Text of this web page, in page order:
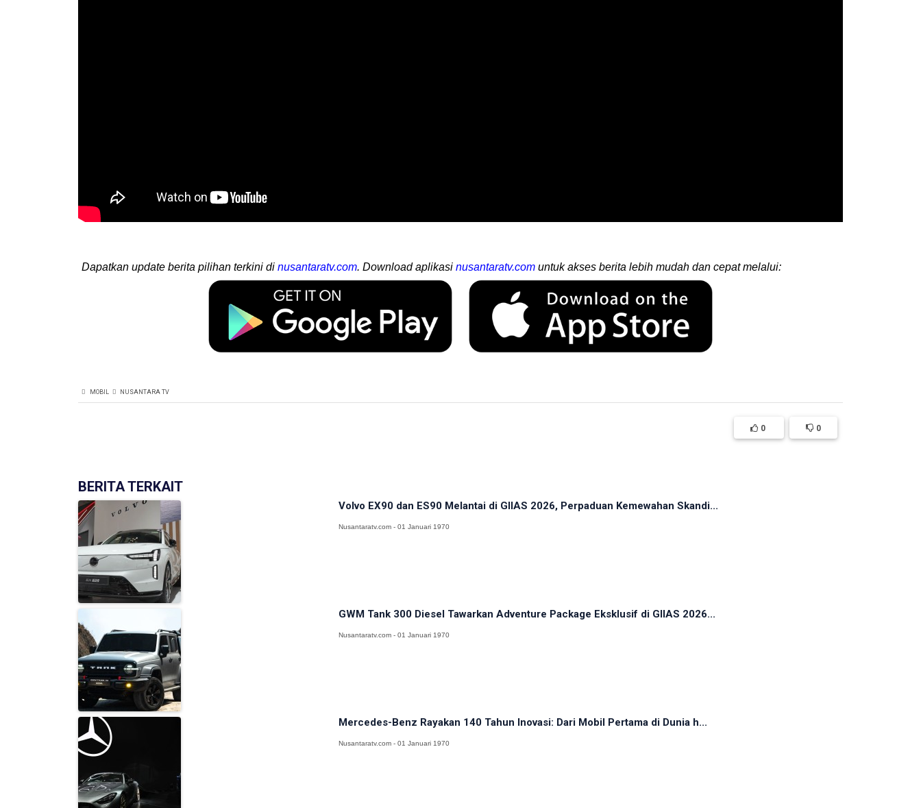
Dapatkan update berita pilihan terkini di nusantaratv.com. Download aplikasi nusantaratv.com untuk akses berita lebih mudah dan cepat melalui:
MOBIL NUSANTARA TV
0 0
BERITA TERKAIT
Volvo EX90 dan ES90 Melantai di GIIAS 2026, Perpaduan Kemewahan Skandi...
Nusantaratv.com - 01 Januari 1970
GWM Tank 300 Diesel Tawarkan Adventure Package Eksklusif di GIIAS 2026...
Nusantaratv.com - 01 Januari 1970
Mercedes-Benz Rayakan 140 Tahun Inovasi: Dari Mobil Pertama di Dunia h...
Nusantaratv.com - 01 Januari 1970